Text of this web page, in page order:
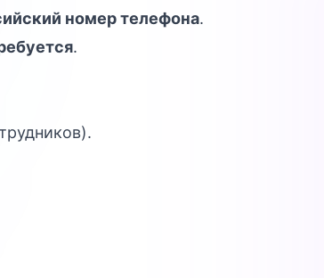
номер телефона.
.